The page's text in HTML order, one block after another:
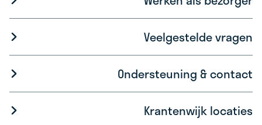
Veelgestelde vragen
Ondersteuning & contact
Krantenwijk locaties